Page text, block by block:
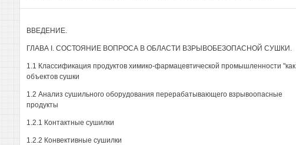
ВВЕДЕНИЕ.
ГЛАВА I. СОСТОЯНИЕ ВОПРОСА В ОБЛАСТИ ВЗРЫВОБЕЗОПАСНОЙ СУШКИ.
1.1 Классификация продуктов химико-фармацевтической промышленности "как
объектов сушки
1.2 Анализ сушильного оборудования перерабатывающего взрывоопасные
продукты
1.2.1 Контактные сушилки
1.2.2 Конвективные сушилки